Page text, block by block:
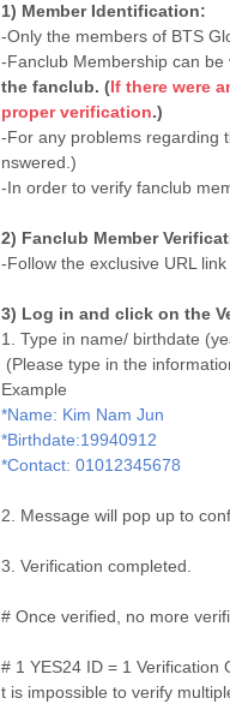
1) Member Identification:
-Only the members of BTS
-Fanclub Membership can be
the fanclub. (If there were
proper verification.)
-For any problems regarding
nswered.)
-In order to verify fanclub
2) Fanclub Member
-Follow the exclusive URL
3) Log in and click on the
1. Type in name/ birthdate
(Please type in the
Example
*Name: Kim Nam Jun
*Birthdate:19940912
*Contact: 01012345678
2. Message will pop up to
3. Verification completed.
# Once verified, no more
# 1 YES24 ID = 1 Verification
t is impossible to verify